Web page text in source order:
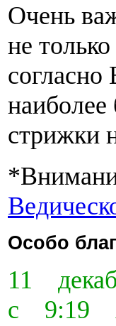
Очень
не
наиболее
стрижки
Особо
11
с 9:19